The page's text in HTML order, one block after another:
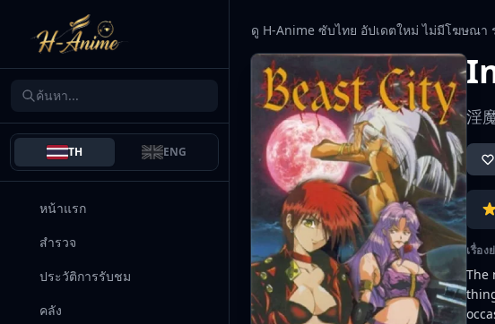
TH ENG
หน้าแรก
สำรวจ
ประวัติการรับชม
คลัง
ดู H-Anime ซับไทย อัปเดตใหม่ ไม่มีโฆษณา
淫
เรื่อง
The